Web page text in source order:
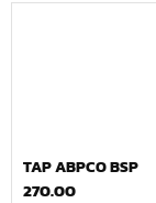
TAP ABPCO BSP
270.00